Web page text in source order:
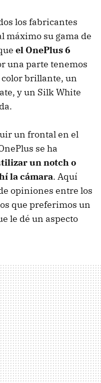
los fabricantes
máximo su gama de
el OnePlus 6
una parte tenemos
brillante, un
y un Silk White
un frontal en el
se ha
un notch o
la cámara. Aquí
opiniones entre los
que preferimos un
le dé un aspecto